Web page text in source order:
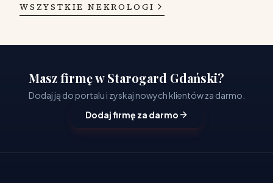
WSZYSTKIE NEKROLOGI
Masz firmę w Starogard Gdański?
Dodaj ją do portalu i zyskaj nowych klientów za darmo.
Dodaj firmę za darmo